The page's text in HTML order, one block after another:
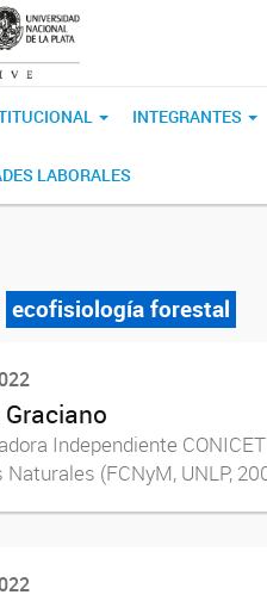
INTEGRANTES
LABORALES
ecofisiología forestal
Independiente
Naturales (FCNyM,